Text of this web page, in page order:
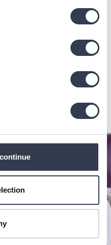
finden Sie in
Felder sind Pflichtfelder.